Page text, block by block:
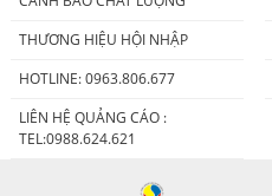
THƯƠNG HIỆU HỘI NHẬP
HOTLINE: 0963.806.677
LIÊN HỆ QUẢNG CÁO :
TEL:0988.624.621